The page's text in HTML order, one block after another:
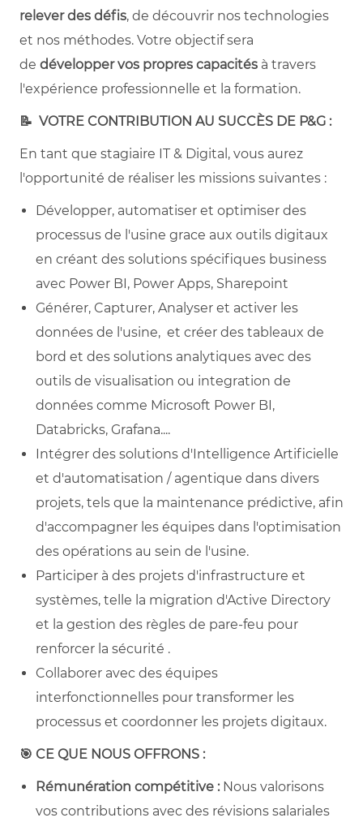
relever des défis, de découvrir nos technologies
et nos méthodes. Votre objectif sera
de développer vos propres capacités à travers
l'expérience professionnelle et la formation.
📝 VOTRE CONTRIBUTION AU SUCCÈS DE P&G :
En tant que stagiaire IT & Digital, vous aurez
l'opportunité de réaliser les missions suivantes :
Développer, automatiser et optimiser des
processus de l'usine grace aux outils digitaux
en créant des solutions spécifiques business
avec Power BI, Power Apps, Sharepoint
Générer, Capturer, Analyser et activer les
données de l'usine, et créer des tableaux de
bord et des solutions analytiques avec des
outils de visualisation ou integration de
données comme Microsoft Power BI,
Databricks, Grafana....
Intégrer des solutions d'Intelligence Artificielle
et d'automatisation / agentique dans divers
projets, tels que la maintenance prédictive, afin
d'accompagner les équipes dans l'optimisation
des opérations au sein de l'usine.
Participer à des projets d'infrastructure et
systèmes, telle la migration d'Active Directory
et la gestion des règles de pare-feu pour
renforcer la sécurité .
Collaborer avec des équipes
interfonctionnelles pour transformer les
processus et coordonner les projets digitaux.
🎯 CE QUE NOUS OFFRONS :
Rémunération compétitive : Nous valorisons
vos contributions avec des révisions salariales